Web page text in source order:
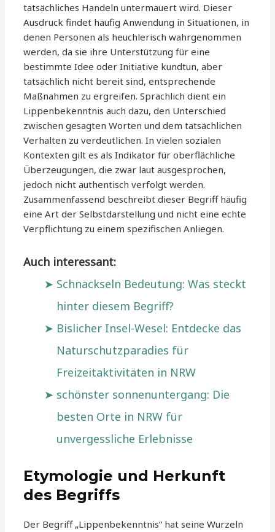
tatsächliches Handeln untermauert wird. Dieser
Ausdruck findet häufig Anwendung in Situationen, in
denen Personen als heuchlerisch wahrgenommen
werden, da sie ihre Unterstützung für eine
bestimmte Idee oder Initiative kundtun, aber
tatsächlich nicht bereit sind, entsprechende
Maßnahmen zu ergreifen. Sprachlich dient ein
Lippenbekenntnis auch dazu, den Unterschied
zwischen gesagten Worten und dem tatsächlichen
Verhalten zu verdeutlichen. In vielen sozialen
Kontexten gilt es als Indikator für oberflächliche
Überzeugungen, die zwar laut ausgesprochen,
jedoch nicht authentisch verfolgt werden.
Zusammenfassend beschreibt dieser Begriff häufig
eine Art der Selbstdarstellung und nicht eine echte
Verpflichtung zu einem spezifischen Anliegen.
Auch interessant:
Schnackseln Bedeutung: Was steckt
hinter diesem Begriff?
Bislicher Insel-Wesel: Entdecke das
Naturschutzparadies für
Freizeitaktivitäten in NRW
schönster sonnenuntergang: Die
besten Orte in NRW für
unvergessliche Erlebnisse
Etymologie und Herkunft
des Begriffs
Der Begriff „Lippenbekenntnis“ hat seine Wurzeln